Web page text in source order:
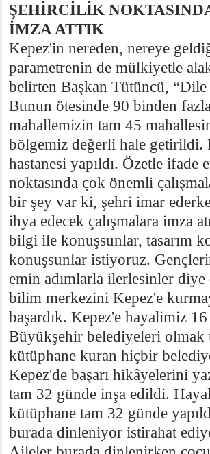
ŞEHİRCİLİK
İMZA ATTIK
Kepez'in nereden, nereye
parametrenin de mülkiyetle
belirten Başkan Tütüncü,
Bunun ötesinde 90 binden
mahallemizin tam 45
bölgemiz değerli hale getirildi.
hastanesi yapıldı. Özetle
noktasında çok önemli
bir şey var ki, şehri imar
ihya edecek çalışmalara imza
bilgi ile konuşsunlar, tasarım
konuşsunlar istiyoruz.
emin adımlarla ilerlesinler
bilim merkezini Kepez'e
başardık. Kepez'e hayalimiz
Büyükşehir belediyeleri olmak
kütüphane kuran hiçbir
Kepez'de başarı hikâyelerini
tam 32 günde inşa edildi.
kütüphane tam 32 günde
burada dinleniyor istirahat